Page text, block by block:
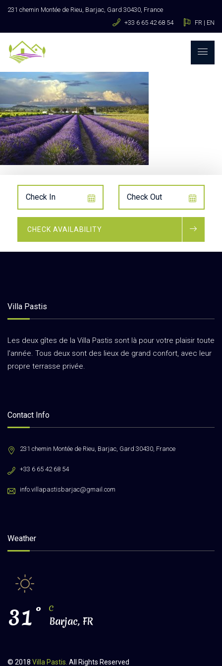
231 chemin Montée de Rieu, Barjac, Gard 30430, France
+33 6 65 42 68 54
FR | EN
CHECK AVAILABILITY
Villa Pastis
Les deux gîtes de la Villa Pastis sont là pour votre plaisir toute
l'année. Tous deux sont des lieux de grand confort, avec leur
propre terrasse privée.
Contact Info
231 chemin Montée de Rieu, Barjac, Gard 30430, France
+33 6 65 42 68 54
info.villapastisbarjac@gmail.com
Weather
31 ° C
Barjac, FR
© 2018 Villa Pastis. All Rights Reserved